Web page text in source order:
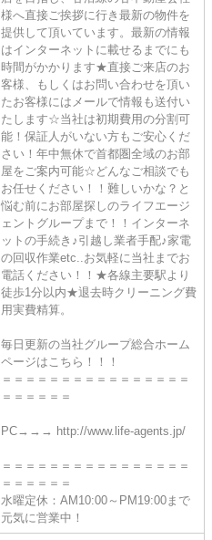
様へ直接ご挨拶に行き最新の物件を
提供して頂いています。最新の情報
はインターネットに載せるまでにも
時間がかかります★直接ご来店のお
客様、もしくはお問い合わせを頂い
たお客様にはメールで情報も送付い
たします☆当社は初期費用の分割可
能！保証人がいない方もご安心くだ
さい！年中無休で首都圏全域のお部
屋をご案内可能☆どんなご相談でも
お任せください！！難しいかな？と
悩む前にお部屋探しのライフエージ
ェントグループまで！！インターネ
ットの手続き♪引越し業者手配♪家電
の回収作業etc..お気軽に当社までお
電話ください！！★各線主要駅より
徒歩1分以内★退去時クリーニング費
用実費精算。
毎日更新の当社グループ総合ホーム
ページはこちら！！！
＝＝＝＝＝＝＝＝＝＝＝＝＝＝＝＝
＝＝＝＝＝＝
PC→→→ http://www.life-agents.jp/
＝＝＝＝＝＝＝＝＝＝＝＝＝＝＝＝
＝＝＝＝＝＝
水曜定休：AM10:00～PM19:00まで
元気に営業中！